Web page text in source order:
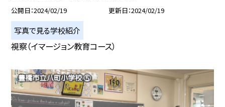
公開日 2024/02/19 更新日 2024/02/19
写真で見る学校紹介
視察（イマージョン教育コース）